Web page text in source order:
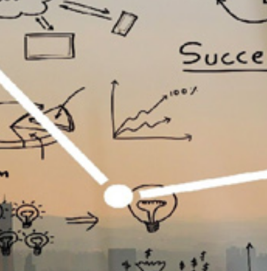
رزومه
ها
اخبار
مشاغل
درباره
ما